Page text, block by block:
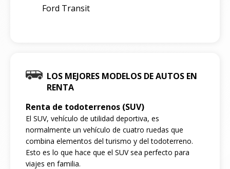
Ford Transit
LOS MEJORES MODELOS DE AUTOS EN
RENTA
Renta de todoterrenos (SUV)
El SUV, vehículo de utilidad deportiva, es
normalmente un vehículo de cuatro ruedas que
combina elementos del turismo y del todoterreno.
Esto es lo que hace que el SUV sea perfecto para
viajes en familia.